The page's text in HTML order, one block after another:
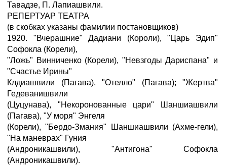
Тавадзе, П. Лапиашвили.
РЕПЕРТУАР ТЕАТРА
(в скобках указаны фамилии постановщиков)
1920. "Вчерашние" Дадиани (Короли), "Царь Эдип"
Софокла (Корели),
"Ложь" Винниченко (Корели), "Невзгоды Дариспана" и
"Счастье Ирины"
Клдиашвили (Пагава), "Отелло" (Пагава); "Жертва"
Гедеванишвили
(Цуцунава), "Некоронованные цари" Шаншиашвили
(Пагава), "У моря" Энгеля
(Корели), "Бердо-Змания" Шаншиашвили (Ахме-гели),
"На маневрах" Гуния
(Андроникашвили), "Антигона" Софокла
(Андроникашвили).